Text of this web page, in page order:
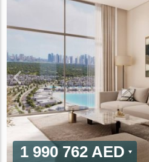
1 990 762 AED